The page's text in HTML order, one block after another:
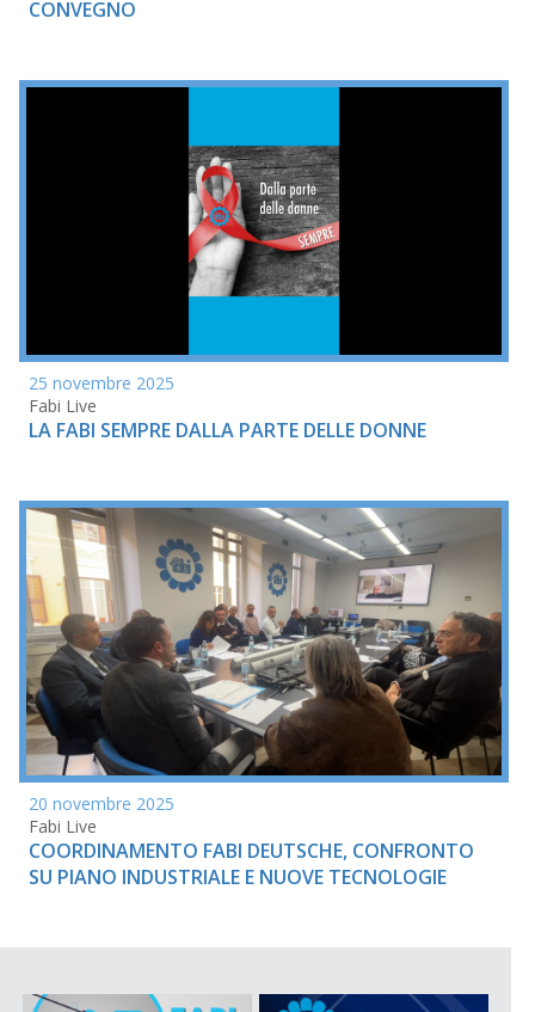
CONVEGNO
25 novembre 2025
Fabi Live
LA FABI SEMPRE DALLA PARTE DELLE DONNE
20 novembre 2025
Fabi Live
COORDINAMENTO FABI DEUTSCHE, CONFRONTO
SU PIANO INDUSTRIALE E NUOVE TECNOLOGIE